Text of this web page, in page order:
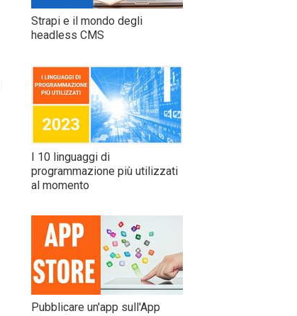
Strapi e il mondo degli
headless CMS
I 10 linguaggi di
programmazione più utilizzati
al momento
Pubblicare un'app sull'App